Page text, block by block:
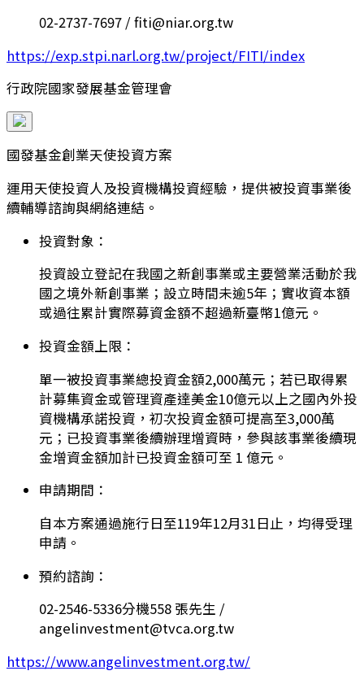
02-2737-7697 / fiti@niar.org.tw
https://exp.stpi.narl.org.tw/project/FITI/index
行政院國家發展基金管理會
國發基金創業天使投資方案
運用天使投資人及投資機構投資經驗，提供被投資事業後
續輔導諮詢與網絡連結。
投資對象：
投資設立登記在我國之新創事業或主要營業活動於我
國之境外新創事業；設立時間未逾5年；實收資本額
或過往累計實際募資金額不超過新臺幣1億元。
投資金額上限：
單一被投資事業總投資金額2,000萬元；若已取得累
計募集資金或管理資產達美金10億元以上之國內外投
資機構承諾投資，初次投資金額可提高至3,000萬
元；已投資事業後續辦理增資時，參與該事業後續現
金增資金額加計已投資金額可至 1 億元。
申請期間：
自本方案通過施行日至119年12月31日止，均得受理
申請。
預約諮詢：
02-2546-5336分機558 張先生 /
angelinvestment@tvca.org.tw
https://www.angelinvestment.org.tw/